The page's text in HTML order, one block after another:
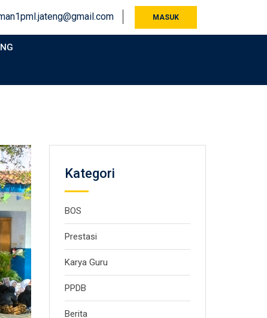
MASUK
Kategori
BOS
Prestasi
Karya Guru
PPDB
Berita